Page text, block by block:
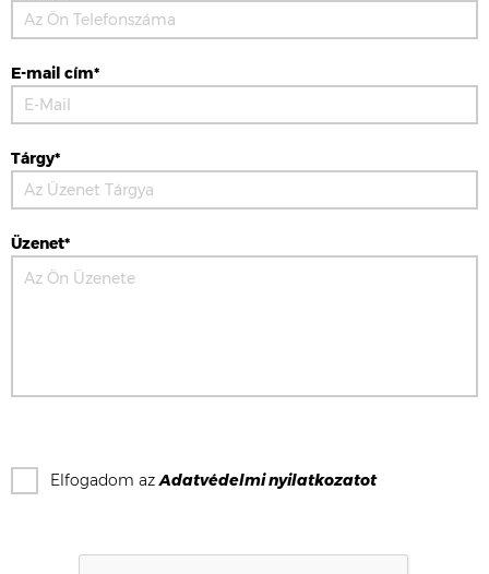
E-mail cím*
Tárgy*
Üzenet*
Elfogadom azAdatvédelmi nyilatkozatot